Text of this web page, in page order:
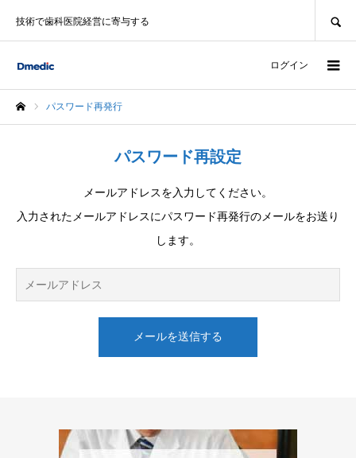
技術で歯科医院経営に寄与する
ログイン
パスワード再発行
パスワード再設定
メールアドレスを入力してください。
入力されたメールアドレスにパスワード再発行のメールをお送り
します。